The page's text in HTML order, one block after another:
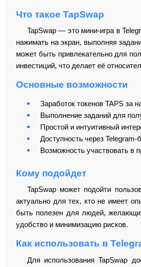
Что такое TapSwap
TapSwap — это мини-игра в
нажимать на экран, выполняя
может быть привлекательно для
инвестиций, что делает её
Основные возможности
Заработок токенов TAPS за
Выполнение заданий для
Простой и интуитивный
Доступность через
Возможность участвовать в
Кому подойдет
TapSwap может подойти
актуально для тех, кто не имеет
быть полезен для людей,
удобство и минимизацию рисков.
Как использовать в
Для использования TapSwap